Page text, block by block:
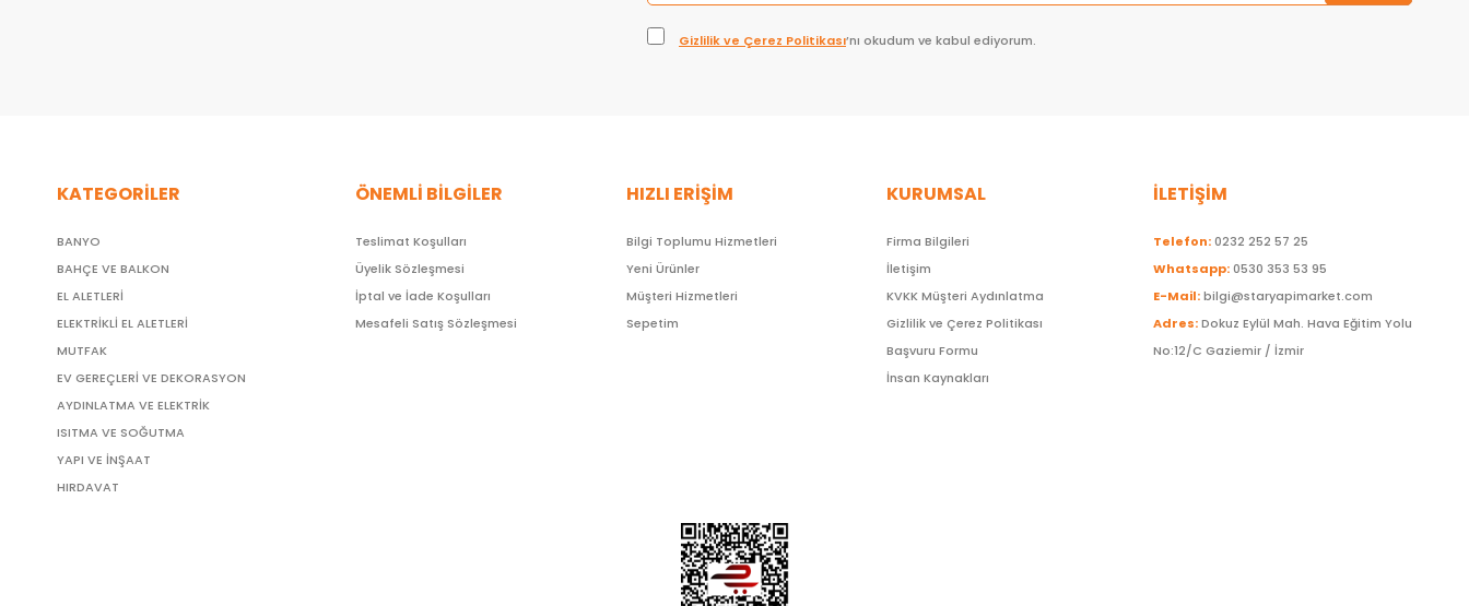
Gizlilik ve Çerez Politikası’nı okudum ve kabul ediyorum.
KATEGORİLER
BANYO
BAHÇE VE BALKON
EL ALETLERİ
ELEKTRİKLİ EL ALETLERİ
MUTFAK
EV GEREÇLERİ VE DEKORASYON
AYDINLATMA VE ELEKTRİK
ISITMA VE SOĞUTMA
YAPI VE İNŞAAT
HIRDAVAT
ÖNEMLİ BİLGİLER
Teslimat Koşulları
Üyelik Sözleşmesi
İptal ve İade Koşulları
Mesafeli Satış Sözleşmesi
HIZLI ERİŞİM
Bilgi Toplumu Hizmetleri
Yeni Ürünler
Müşteri Hizmetleri
Sepetim
KURUMSAL
Firma Bilgileri
İletişim
KVKK Müşteri Aydınlatma
Gizlilik ve Çerez Politikası
Başvuru Formu
İnsan Kaynakları
İLETİŞİM
Telefon:0232 252 57 25
Whatsapp:0530 353 53 95
E-Mail:bilgi@staryapimarket.com
Adres:Dokuz Eylül Mah. Hava Eğitim Yolu
No:12/C Gaziemir / İzmir